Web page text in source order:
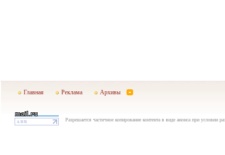
Главная Реклама Архивы
Разрешается частичное копирование контента в виде анонса при условии